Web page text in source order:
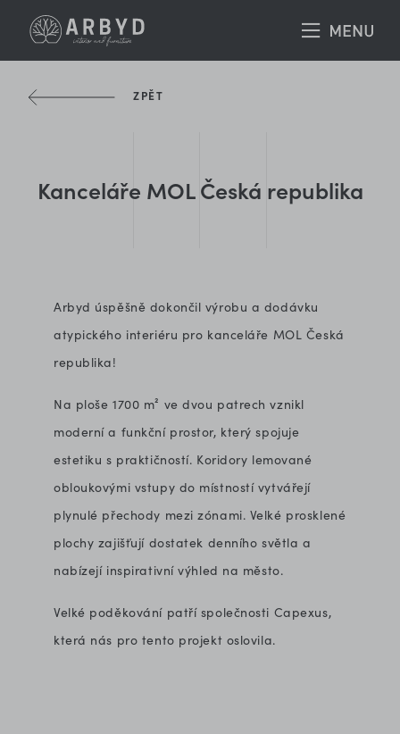
Kanceláře MOL Česká republika
ZPĚT
Arbyd úspěšně dokončil výrobu a dodávku
atypického interiéru pro kanceláře MOL Česká
republika!
Na ploše 1700 m² ve dvou patrech vznikl
moderní a funkční prostor, který spojuje
estetiku s praktičností. Koridory lemované
obloukovými vstupy do místností vytvářejí
plynulé přechody mezi zónami. Velké prosklené
plochy zajišťují dostatek denního světla a
nabízejí inspirativní výhled na město.
Velké poděkování patří společnosti Capexus,
která nás pro tento projekt oslovila.